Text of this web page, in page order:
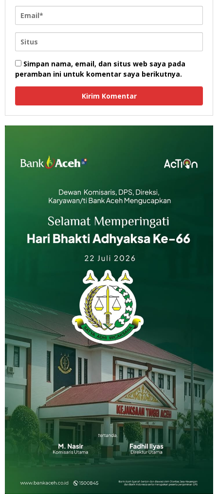
Simpan nama, email, dan situs web saya pada
peramban ini untuk komentar saya berikutnya.